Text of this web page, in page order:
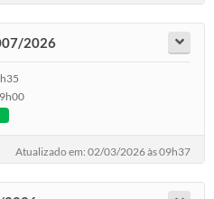
2026
Atualizado em: 02/03/2026 às 09h37